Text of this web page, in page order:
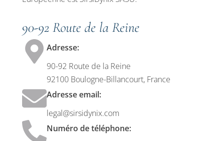
90-92 Route de la Reine
Adresse:
90-92 Route de la Reine
92100 Boulogne-Billancourt, France
Adresse email:
legal@sirsidynix.com
Numéro de téléphone: